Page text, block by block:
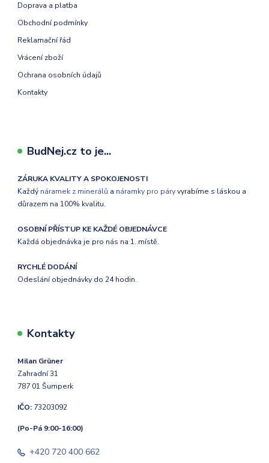
Doprava a platba
Obchodní podmínky
Reklamační řád
Vrácení zboží
Ochrana osobních údajů
Kontakty
BudNej.cz to je...
ZÁRUKA KVALITY A SPOKOJENOSTI
Každý náramek z minerálů a náramky pro páryvyrabíme s láskou a
důrazem na 100% kvalitu.
OSOBNÍ PŘÍSTUP KE KAŽDÉ OBJEDNÁVCE
Každá objednávka je pro nás na 1. místě.
RYCHLÉ DODÁNÍ
Odeslání objednávky do 24 hodin.
Kontakty
Milan Grüner
Zahradní 31
787 01 Šumperk
IČO: 73203092
(Po-Pá 9:00-16:00)
+420 720 400 662